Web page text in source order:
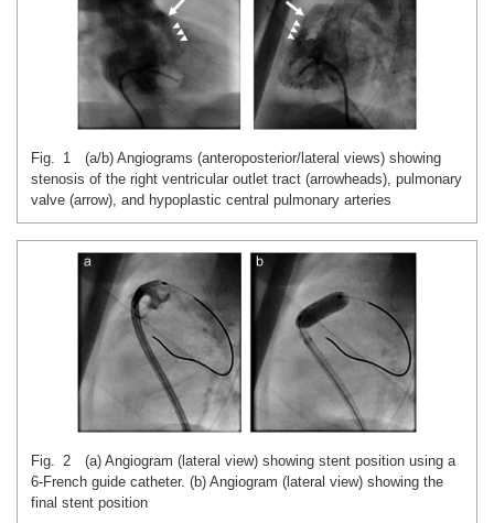
Fig. 1 (a/b) Angiograms (anteroposterior/lateral views) showing
stenosis of the right ventricular outlet tract (arrowheads), pulmonary
valve (arrow), and hypoplastic central pulmonary arteries
Fig. 2 (a) Angiogram (lateral view) showing stent position using a
6-French guide catheter. (b) Angiogram (lateral view) showing the
final stent position